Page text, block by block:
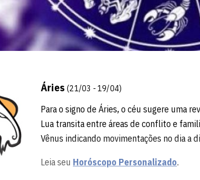
Áries(21/03 - 19/04)
Para o signo de Áries, o céu sugere uma
Lua transita entre áreas de conflito e
Vênus indicando movimentações no dia a
Leia seu Horóscopo Personalizado.